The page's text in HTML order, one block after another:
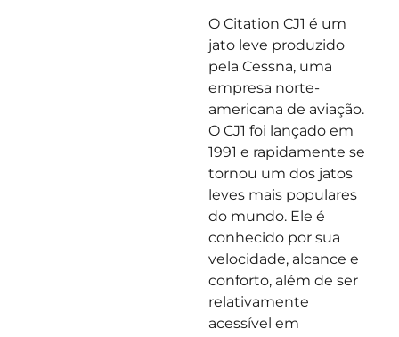
O Citation CJ1 é um
jato leve produzido
pela Cessna, uma
empresa norte-
americana de aviação.
O CJ1 foi lançado em
1991 e rapidamente se
tornou um dos jatos
leves mais populares
do mundo. Ele é
conhecido por sua
velocidade, alcance e
conforto, além de ser
relativamente
acessível em